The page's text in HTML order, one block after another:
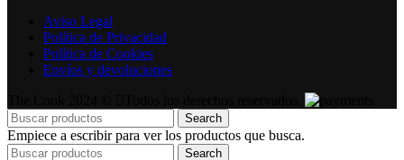
Aviso Legal
Política de Privacidad
Política de Cookies
Envíos y devoluciones
Search
Empiece a escribir para ver los productos que busca.
Search